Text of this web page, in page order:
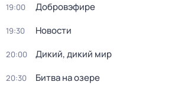
19:00 Добровэфире
19:30 Новости
20:00 Дикий, дикий мир
20:30 Битва на озере